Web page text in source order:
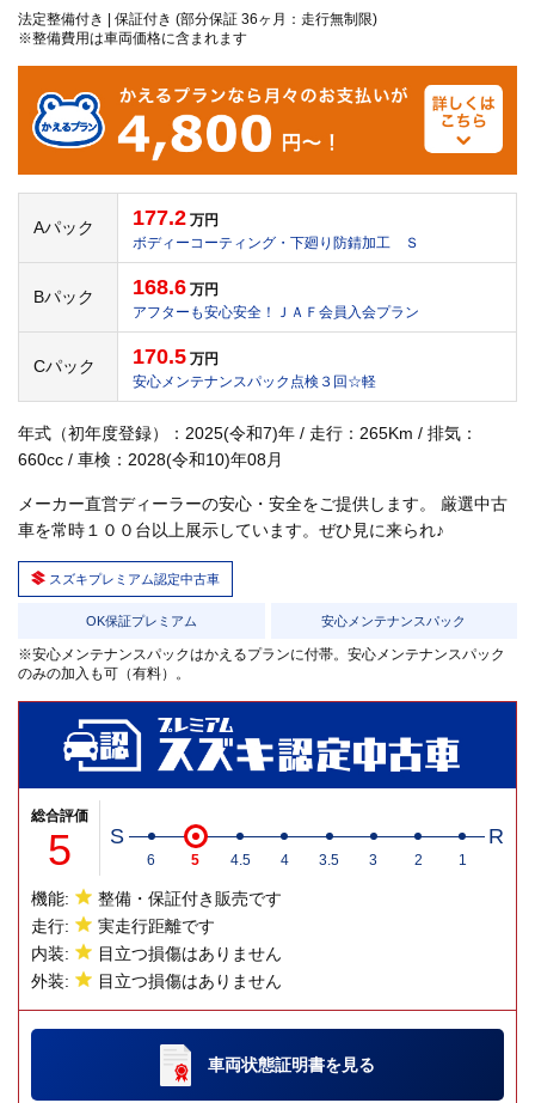
法定整備付き | 保証付き (部分保証 36ヶ月：走行無制限)
※整備費用は車両価格に含まれます
Aパック 177.2 万円
ボディーコーティング・下廻り防錆加工 Ｓ
Bパック 168.6 万円
アフターも安心安全！ＪＡＦ会員入会プラン
Cパック 170.5 万円
安心メンテナンスパック点検３回☆軽
年式（初年度登録）：2025(令和7)年 / 走行：265Km / 排気：
660cc / 車検：2028(令和10)年08月
メーカー直営ディーラーの安心・安全をご提供します。 厳選中古
車を常時１００台以上展示しています。ぜひ見に来られ♪
スズキプレミアム認定中古車
OK保証プレミアム 安心メンテナンスパック
※安心メンテナンスパックはかえるプランに付帯。安心メンテナンスパック
のみの加入も可（有料）。
総合評価
5 S R
6 5 4.5 4 3.5 3 2 1
機能:
整備・保証付き販売です
走行:
実走行距離です
内装:
目立つ損傷はありません
外装:
目立つ損傷はありません
車両状態証明書を見る